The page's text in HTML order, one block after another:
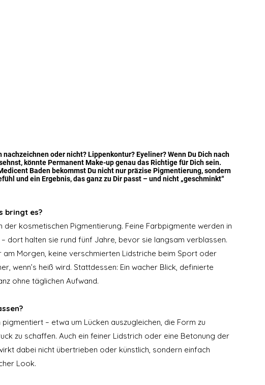
oder nicht? Lippenkontur? Eyeliner? Wenn Du Dich nach
könnte Permanent Make-up genau das Richtige für Dich sein.
Baden bekommst Du nicht nur präzise Pigmentierung, sondern
und ein Ergebnis, das ganz zu Dir passt – und nicht „geschminkt“
bringt es?
kosmetischen Pigmentierung. Feine Farbpigmente werden in
dort halten sie rund fünf Jahre, bevor sie langsam verblassen.
am Morgen, keine verschmierten Lidstriche beim Sport oder
wenn’s heiß wird. Stattdessen: Ein wacher Blick, definierte
ohne täglichen Aufwand.
– etwa um Lücken auszugleichen, die Form zu
zu schaffen. Auch ein feiner Lidstrich oder eine Betonung der
dabei nicht übertrieben oder künstlich, sondern einfach
Look.